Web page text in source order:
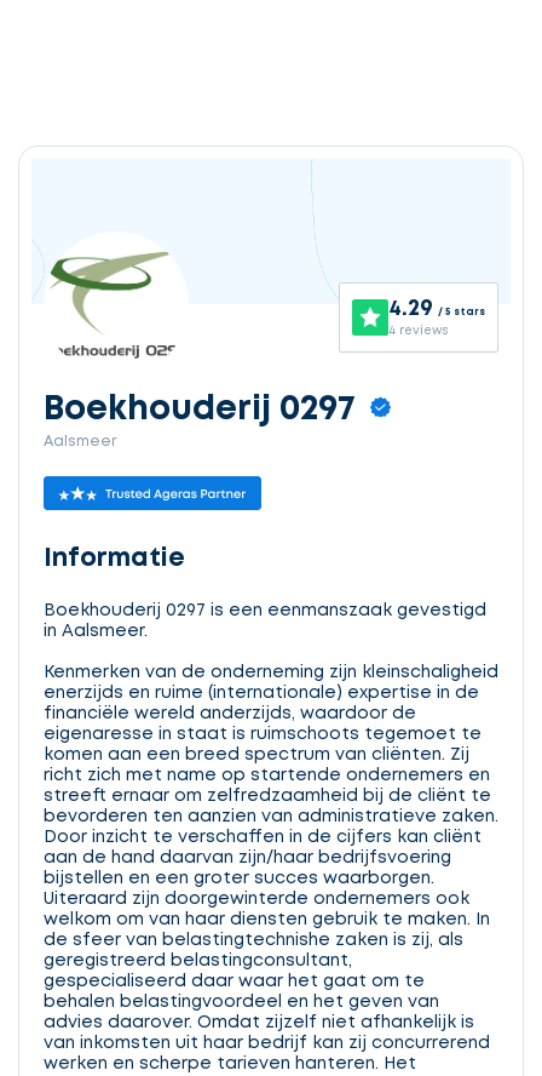
4.29 / 5 stars
4 reviews
Boekhouderij 0297
Aalsmeer
Informatie
Boekhouderij 0297 is een eenmanszaak gevestigd
in Aalsmeer.
Kenmerken van de onderneming zijn kleinschaligheid
enerzijds en ruime (internationale) expertise in de
financiële wereld anderzijds, waardoor de
eigenaresse in staat is ruimschoots tegemoet te
komen aan een breed spectrum van cliënten. Zij
richt zich met name op startende ondernemers en
streeft ernaar om zelfredzaamheid bij de cliënt te
bevorderen ten aanzien van administratieve zaken.
Door inzicht te verschaffen in de cijfers kan cliënt
aan de hand daarvan zijn/haar bedrijfsvoering
bijstellen en een groter succes waarborgen.
Uiteraard zijn doorgewinterde ondernemers ook
welkom om van haar diensten gebruik te maken. In
de sfeer van belastingtechnishe zaken is zij, als
geregistreerd belastingconsultant,
gespecialiseerd daar waar het gaat om te
behalen belastingvoordeel en het geven van
advies daarover. Omdat zijzelf niet afhankelijk is
van inkomsten uit haar bedrijf kan zij concurrerend
werken en scherpe tarieven hanteren. Het